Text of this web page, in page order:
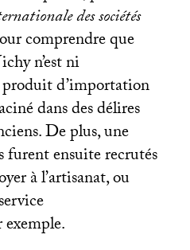
des sociétés
comprendre que
n’est ni
d’importation
dans des délires
De plus, une
furent ensuite recrutés
à l’artisanat, ou